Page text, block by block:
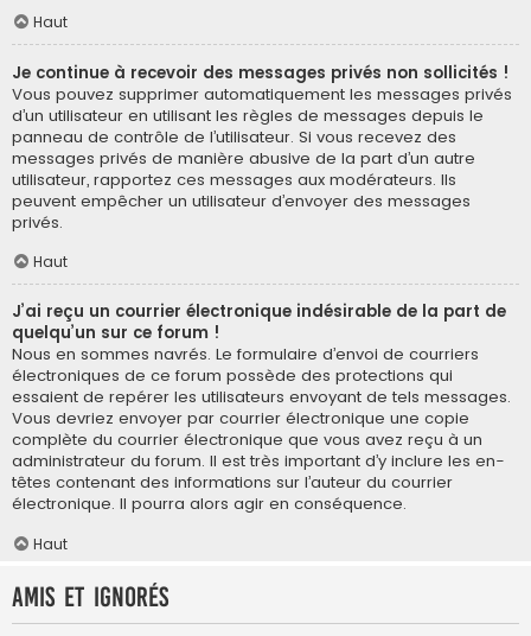
Haut
Je continue à recevoir des messages privés non sollicités !
Vous pouvez supprimer automatiquement les messages privés
d’un utilisateur en utilisant les règles de messages depuis le
panneau de contrôle de l’utilisateur. Si vous recevez des
messages privés de manière abusive de la part d’un autre
utilisateur, rapportez ces messages aux modérateurs. Ils
peuvent empêcher un utilisateur d’envoyer des messages
privés.
Haut
J’ai reçu un courrier électronique indésirable de la part de
quelqu’un sur ce forum !
Nous en sommes navrés. Le formulaire d’envoi de courriers
électroniques de ce forum possède des protections qui
essaient de repérer les utilisateurs envoyant de tels messages.
Vous devriez envoyer par courrier électronique une copie
complète du courrier électronique que vous avez reçu à un
administrateur du forum. Il est très important d’y inclure les en-
têtes contenant des informations sur l’auteur du courrier
électronique. Il pourra alors agir en conséquence.
Haut
Amis et ignorés